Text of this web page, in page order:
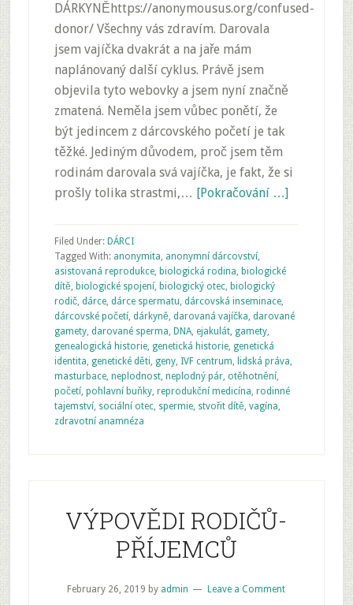
DÁRKYNĚhttps://anonymousus.org/confused-
donor/ Všechny vás zdravím. Darovala
jsem vajíčka dvakrát a na jaře mám
naplánovaný další cyklus. Právě jsem
objevila tyto webovky a jsem nyní značně
zmatená. Neměla jsem vůbec ponětí, že
být jedincem z dárcovského početí je tak
těžké. Jediným důvodem, proč jsem těm
rodinám darovala svá vajíčka, je fakt, že si
prošly tolika strastmi,… [Pokračování …]
Filed Under: DÁRCI
Tagged With: anonymita, anonymní dárcovství,
asistovaná reprodukce, biologická rodina, biologické
dítě, biologické spojení, biologický otec, biologický
rodič, dárce, dárce spermatu, dárcovská inseminace,
dárcovské početí, dárkyně, darovaná vajíčka, darované
gamety, darované sperma, DNA, ejakulát, gamety,
genealogická historie, genetická historie, genetická
identita, genetické děti, geny, IVF centrum, lidská práva,
masturbace, neplodnost, neplodný pár, otěhotnění,
početí, pohlavní buňky, reprodukční medicína, rodinné
tajemství, sociální otec, spermie, stvořit dítě, vagína,
zdravotní anamnéza
VÝPOVĚDI RODIČŮ-
PŘÍJEMCŮ
February 26, 2019 by admin Leave a Comment